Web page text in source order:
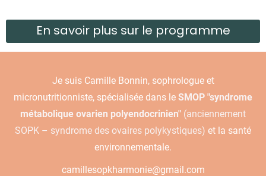
En savoir plus sur le programme
Je suis Camille Bonnin, sophrologue et
micronutritionniste, spécialisée dans le SMOP "syndrome
métabolique ovarien polyendocrinien" (anciennement
SOPK – syndrome des ovaires polykystiques) et la santé
environnementale.
camillesopkharmonie@gmail.com